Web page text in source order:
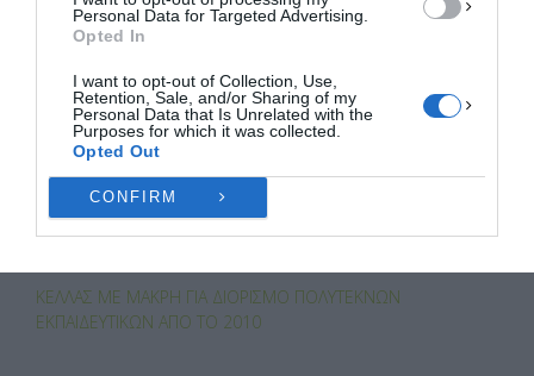
Personal Data for Targeted Advertising.
Opted In
I want to opt-out of Collection, Use,
Retention, Sale, and/or Sharing of my
Personal Data that Is Unrelated with the
Purposes for which it was collected.
Opted Out
CONFIRM
b
o
o
k
d
o
n
α
τε
ίτ
ε
ελασσόνα
PREVIOUS ARTICLE
ΜΆΞΙΜΟΣ ΜΕ ΓΓ ΠΡΟΠΟ: ΈΡΧΕΤΑΙ ΠΡΟΚΉΡΥΞΗ ΓΙΑ
ΠΡΟΣΛΉΨΕΙΣ ΣΤΙΣ ΦΥΛΑΚΈΣ ΛΆΡΙΣΑΣ
ΚΈΛΛΑΣ ΜΕ ΜΑΚΡΉ ΓΙΑ ΔΙΟΡΙΣΜΌ ΠΟΛΎΤΕΚΝΩΝ
ΕΚΠΑΙΔΕΥΤΙΚΏΝ ΑΠΌ ΤΟ 2010